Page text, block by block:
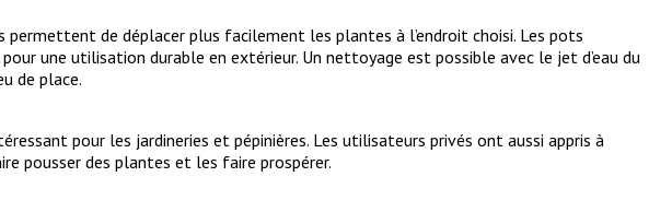
de déplacer plus facilement les plantes à l’endroit choisi. Les pots
une utilisation durable en extérieur. Un nettoyage est possible avec le jet d’eau du
de place.
pour les jardineries et pépinières. Les utilisateurs privés ont aussi appris à
pousser des plantes et les faire prospérer.